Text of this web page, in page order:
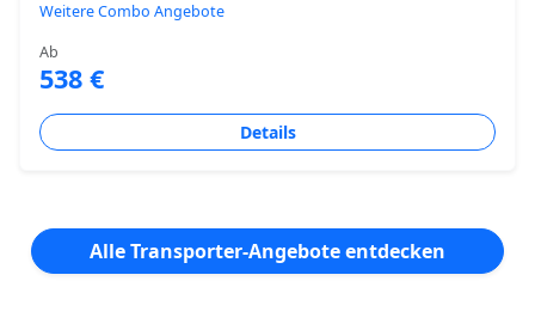
Weitere Combo Angebote
Ab
538 €
Details
Alle Transporter-Angebote entdecken